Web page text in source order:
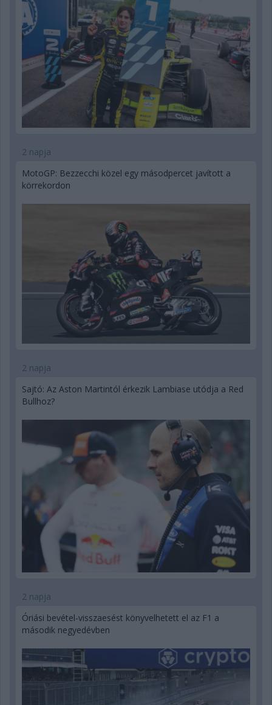
2 napja
MotoGP: Bezzecchi közel egy másodpercet javított a
körrekordon
2 napja
Sajtó: Az Aston Martintól érkezik Lambiase utódja a Red
Bullhoz?
2 napja
Óriási bevétel-visszaesést könyvelhetett el az F1 a
második negyedévben